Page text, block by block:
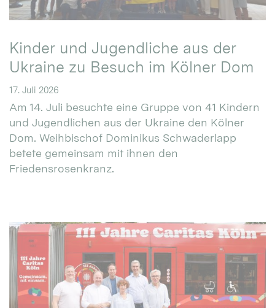
Kinder und Jugendliche aus der
Ukraine zu Besuch im Kölner Dom
17. Juli 2026
Am 14. Juli besuchte eine Gruppe von 41 Kindern
und Jugendlichen aus der Ukraine den Kölner
Dom. Weihbischof Dominikus Schwaderlapp
betete gemeinsam mit ihnen den
Friedensrosenkranz.